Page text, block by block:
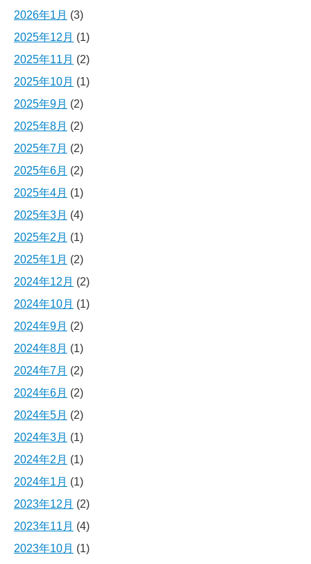
2026年1月 (3)
2025年12月 (1)
2025年11月 (2)
2025年10月 (1)
2025年9月 (2)
2025年8月 (2)
2025年7月 (2)
2025年6月 (2)
2025年4月 (1)
2025年3月 (4)
2025年2月 (1)
2025年1月 (2)
2024年12月 (2)
2024年10月 (1)
2024年9月 (2)
2024年8月 (1)
2024年7月 (2)
2024年6月 (2)
2024年5月 (2)
2024年3月 (1)
2024年2月 (1)
2024年1月 (1)
2023年12月 (2)
2023年11月 (4)
2023年10月 (1)